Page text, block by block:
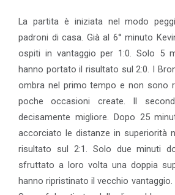
La partita è iniziata nel modo
padroni di casa. Già al 6° minuto
ospiti in vantaggio per 1:0. Solo 5
hanno portato il risultato sul 2:0. I
ombra nel primo tempo e non sono
poche occasioni create. Il
decisamente migliore. Dopo 25
accorciato le distanze in superiorità
risultato sul 2:1. Solo due minuti
sfruttato a loro volta una doppia
hanno ripristinato il vecchio vantaggio.